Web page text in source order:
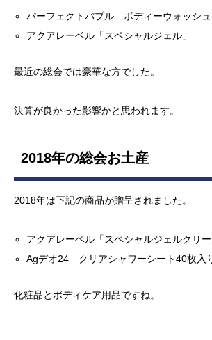
パーフェクトバブル ボディーウォッシュ
アクアレーベル「スペシャルジェル」
最近の総会では豪華な方でした。
決算が良かった影響かと思われます。
2018年の総会お土産
2018年は下記の商品が贈呈されました。
アクアレーベル「スペシャルジェルクリー
Agデオ24 クリアシャワーシート40枚入
化粧品とボディケア用品ですね。